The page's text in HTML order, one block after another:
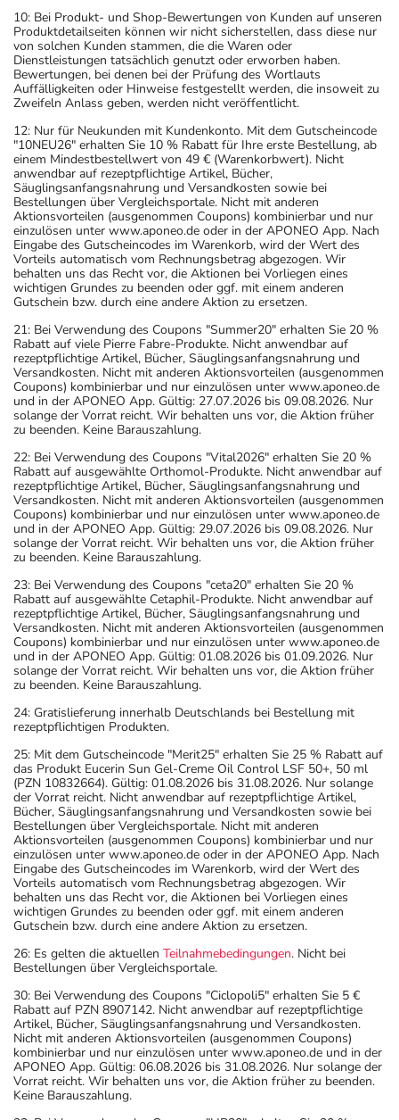
10: Bei Produkt- und Shop-Bewertungen von Kunden auf unseren
Produktdetailseiten können wir nicht sicherstellen, dass diese nur
von solchen Kunden stammen, die die Waren oder
Dienstleistungen tatsächlich genutzt oder erworben haben.
Bewertungen, bei denen bei der Prüfung des Wortlauts
Auffälligkeiten oder Hinweise festgestellt werden, die insoweit zu
Zweifeln Anlass geben, werden nicht veröffentlicht.
12: Nur für Neukunden mit Kundenkonto. Mit dem Gutscheincode
"10NEU26" erhalten Sie 10 % Rabatt für Ihre erste Bestellung, ab
einem Mindestbestellwert von 49 € (Warenkorbwert). Nicht
anwendbar auf rezeptpflichtige Artikel, Bücher,
Säuglingsanfangsnahrung und Versandkosten sowie bei
Bestellungen über Vergleichsportale. Nicht mit anderen
Aktionsvorteilen (ausgenommen Coupons) kombinierbar und nur
einzulösen unter www.aponeo.de oder in der APONEO App. Nach
Eingabe des Gutscheincodes im Warenkorb, wird der Wert des
Vorteils automatisch vom Rechnungsbetrag abgezogen. Wir
behalten uns das Recht vor, die Aktionen bei Vorliegen eines
wichtigen Grundes zu beenden oder ggf. mit einem anderen
Gutschein bzw. durch eine andere Aktion zu ersetzen.
21: Bei Verwendung des Coupons "Summer20" erhalten Sie 20 %
Rabatt auf viele Pierre Fabre-Produkte. Nicht anwendbar auf
rezeptpflichtige Artikel, Bücher, Säuglingsanfangsnahrung und
Versandkosten. Nicht mit anderen Aktionsvorteilen (ausgenommen
Coupons) kombinierbar und nur einzulösen unter www.aponeo.de
und in der APONEO App. Gültig: 27.07.2026 bis 09.08.2026. Nur
solange der Vorrat reicht. Wir behalten uns vor, die Aktion früher
zu beenden. Keine Barauszahlung.
22: Bei Verwendung des Coupons "Vital2026" erhalten Sie 20 %
Rabatt auf ausgewählte Orthomol-Produkte. Nicht anwendbar auf
rezeptpflichtige Artikel, Bücher, Säuglingsanfangsnahrung und
Versandkosten. Nicht mit anderen Aktionsvorteilen (ausgenommen
Coupons) kombinierbar und nur einzulösen unter www.aponeo.de
und in der APONEO App. Gültig: 29.07.2026 bis 09.08.2026. Nur
solange der Vorrat reicht. Wir behalten uns vor, die Aktion früher
zu beenden. Keine Barauszahlung.
23: Bei Verwendung des Coupons "ceta20" erhalten Sie 20 %
Rabatt auf ausgewählte Cetaphil-Produkte. Nicht anwendbar auf
rezeptpflichtige Artikel, Bücher, Säuglingsanfangsnahrung und
Versandkosten. Nicht mit anderen Aktionsvorteilen (ausgenommen
Coupons) kombinierbar und nur einzulösen unter www.aponeo.de
und in der APONEO App. Gültig: 01.08.2026 bis 01.09.2026. Nur
solange der Vorrat reicht. Wir behalten uns vor, die Aktion früher
zu beenden. Keine Barauszahlung.
24: Gratislieferung innerhalb Deutschlands bei Bestellung mit
rezeptpflichtigen Produkten.
25: Mit dem Gutscheincode "Merit25" erhalten Sie 25 % Rabatt auf
das Produkt Eucerin Sun Gel-Creme Oil Control LSF 50+, 50 ml
(PZN 10832664). Gültig: 01.08.2026 bis 31.08.2026. Nur solange
der Vorrat reicht. Nicht anwendbar auf rezeptpflichtige Artikel,
Bücher, Säuglingsanfangsnahrung und Versandkosten sowie bei
Bestellungen über Vergleichsportale. Nicht mit anderen
Aktionsvorteilen (ausgenommen Coupons) kombinierbar und nur
einzulösen unter www.aponeo.de oder in der APONEO App. Nach
Eingabe des Gutscheincodes im Warenkorb, wird der Wert des
Vorteils automatisch vom Rechnungsbetrag abgezogen. Wir
behalten uns das Recht vor, die Aktionen bei Vorliegen eines
wichtigen Grundes zu beenden oder ggf. mit einem anderen
Gutschein bzw. durch eine andere Aktion zu ersetzen.
26: Es gelten die aktuellen Teilnahmebedingungen. Nicht bei
Bestellungen über Vergleichsportale.
30: Bei Verwendung des Coupons "Ciclopoli5" erhalten Sie 5 €
Rabatt auf PZN 8907142. Nicht anwendbar auf rezeptpflichtige
Artikel, Bücher, Säuglingsanfangsnahrung und Versandkosten.
Nicht mit anderen Aktionsvorteilen (ausgenommen Coupons)
kombinierbar und nur einzulösen unter www.aponeo.de und in der
APONEO App. Gültig: 06.08.2026 bis 31.08.2026. Nur solange der
Vorrat reicht. Wir behalten uns vor, die Aktion früher zu beenden.
Keine Barauszahlung.